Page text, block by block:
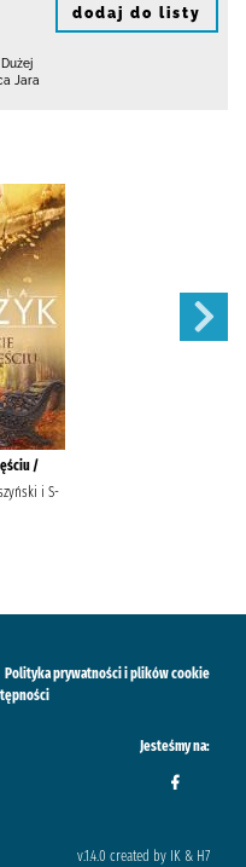
Jara
dodaj do listy
/
i S-
Polityka prywatności i plików cookie
Jesteśmy na:
v.1.4.0 created by IK & H7